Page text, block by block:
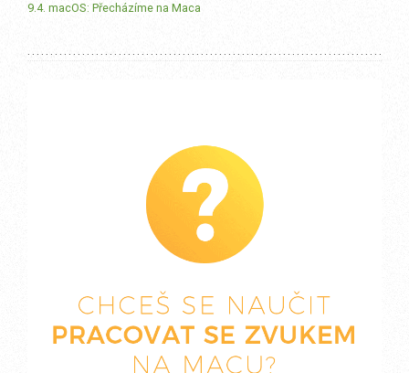
9.4. macOS: Přecházíme na Maca